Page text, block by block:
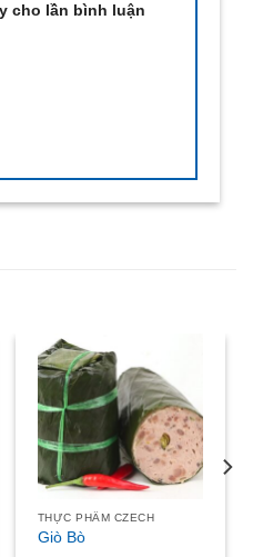
cho lần bình luận
THỰC PHẨM CZECH
Giò Bò